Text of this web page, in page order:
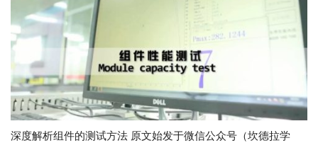
深度解析组件的测试方法 原文始发于微信公众号（坎德拉学